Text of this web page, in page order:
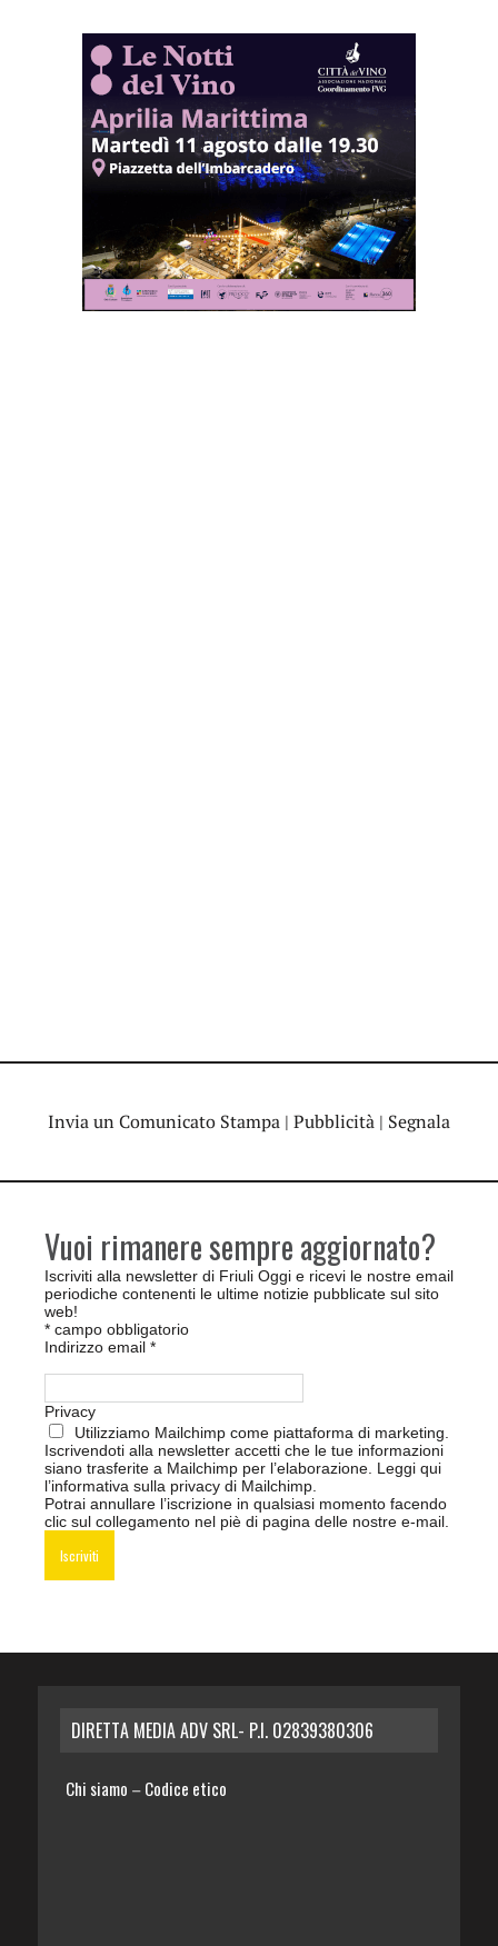
Invia un Comunicato Stampa | Pubblicità | Segnala
Vuoi rimanere sempre aggiornato?
Iscriviti alla newsletter di Friuli Oggi e ricevi le nostre email
periodiche contenenti le ultime notizie pubblicate sul sito
web!
* campo obbligatorio
Indirizzo email *
Privacy
Utilizziamo Mailchimp come piattaforma di marketing.
Iscrivendoti alla newsletter accetti che le tue informazioni
siano trasferite a Mailchimp per l’elaborazione. Leggi qui
l’informativa sulla privacy di Mailchimp
Potrai annullare l’iscrizione in qualsiasi momento facendo
clic sul collegamento nel piè di pagina delle nostre e-mail.
DIRETTA MEDIA ADV SRL- P.I. 02839380306
Chi siamo – Codice etico